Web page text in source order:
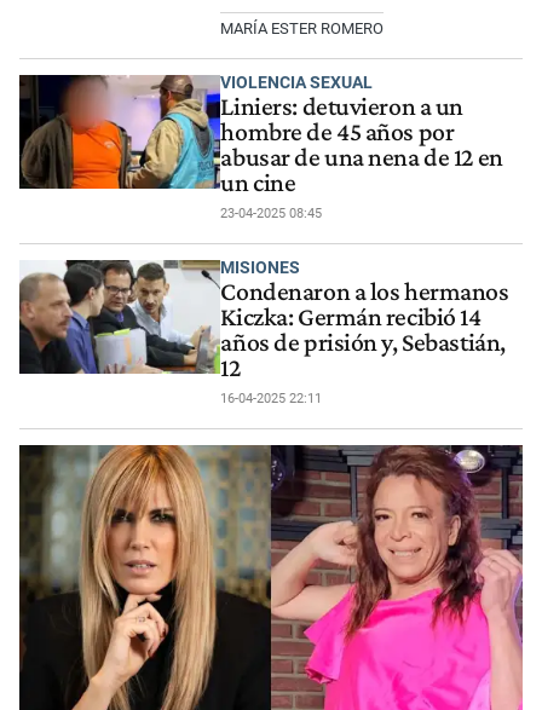
MARÍA ESTER ROMERO
VIOLENCIA SEXUAL
Liniers: detuvieron a un
hombre de 45 años por
abusar de una nena de 12 en
un cine
23-04-2025 08:45
MISIONES
Condenaron a los hermanos
Kiczka: Germán recibió 14
años de prisión y, Sebastián,
12
16-04-2025 22:11